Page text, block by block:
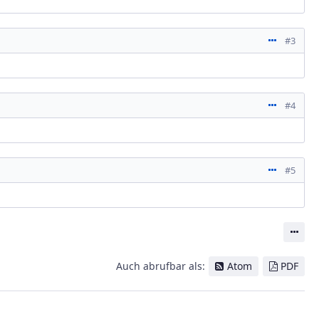
#3
#4
#5
Auch abrufbar als: Atom PDF